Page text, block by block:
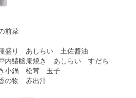
前菜
盛り あしらい 土佐醬油
内鰆幽庵焼き あしらい すだち
小鍋 松茸 玉子
の物 赤出汁